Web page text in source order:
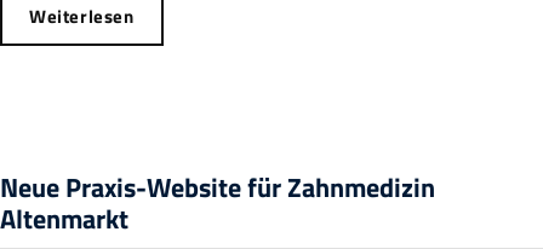
Weiterlesen
Neue Praxis-Website für Zahnmedizin
Altenmarkt